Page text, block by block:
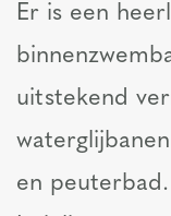
Er is een
uitstekend
en peuterbad.